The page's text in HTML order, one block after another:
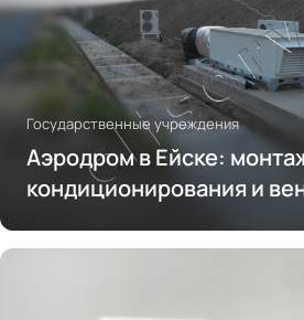
Государственные учреждения
Аэродром в Ейске:
кондиционирования и